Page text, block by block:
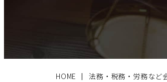
HOME 法務・税務・労務など